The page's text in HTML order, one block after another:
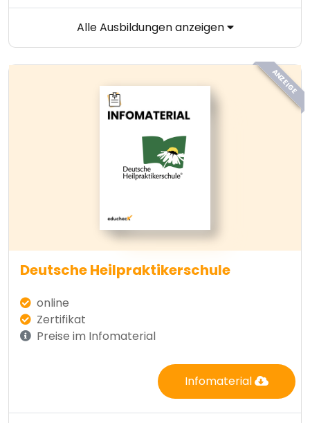
Alle Ausbildungen anzeigen
ANZEIGE
Deutsche Heilpraktikerschule
online
Zertifikat
Preise im Infomaterial
Infomaterial